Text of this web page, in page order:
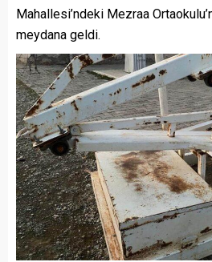
Mahallesi’ndeki Mezraa
meydana geldi.